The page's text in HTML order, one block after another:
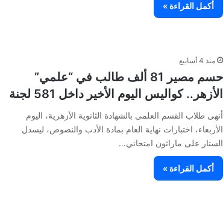
أكمل القراءة »
منذ 4 أسابيع
حسم مصير 81 ألف طالب في “علمي”
الأزهر.. كواليس اليوم الأخير داخل 581 لجنة
أنهى طلاب القسم العلمى بالشهادة الثانوية الأزهرية، اليوم
الأربعاء، اختبارات نهاية العام بمادة الأدب والنصوص، ليسدل
الستار على ماراثون امتحاني…
أكمل القراءة »